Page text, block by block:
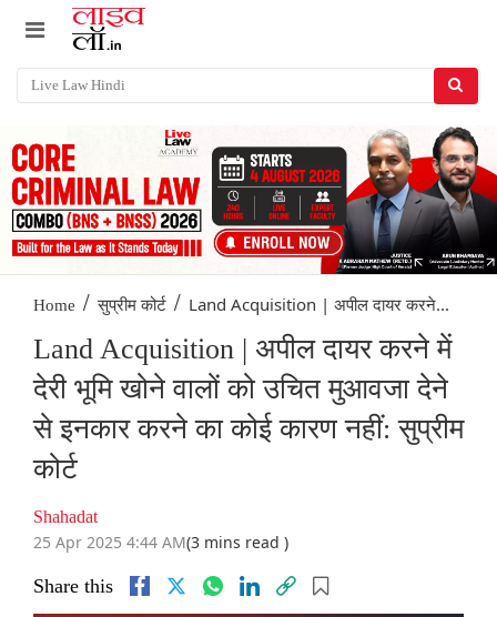
Home / सुप्रीम कोर्ट / Land Acquisition | अपील दायर करने...
Land Acquisition | अपील दायर करने में
देरी भूमि खोने वालों को उचित मुआवजा देने
से इनकार करने का कोई कारण नहीं: सुप्रीम
कोर्ट
Shahadat
25 Apr 2025 4:44 AM(3 mins read )
Share this